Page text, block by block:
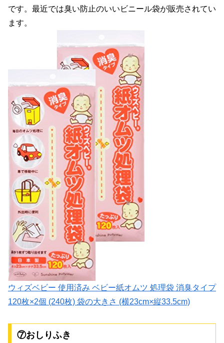
です。最近では臭い防止のいいビニール袋が販売されてい
ます。
ウィズベビー 使用済み ベビー紙オムツ 処理袋 消臭タイプ
120枚×2個 (240枚) 袋の大きさ (横23cm×縦33.5cm)
⑦おしりふき